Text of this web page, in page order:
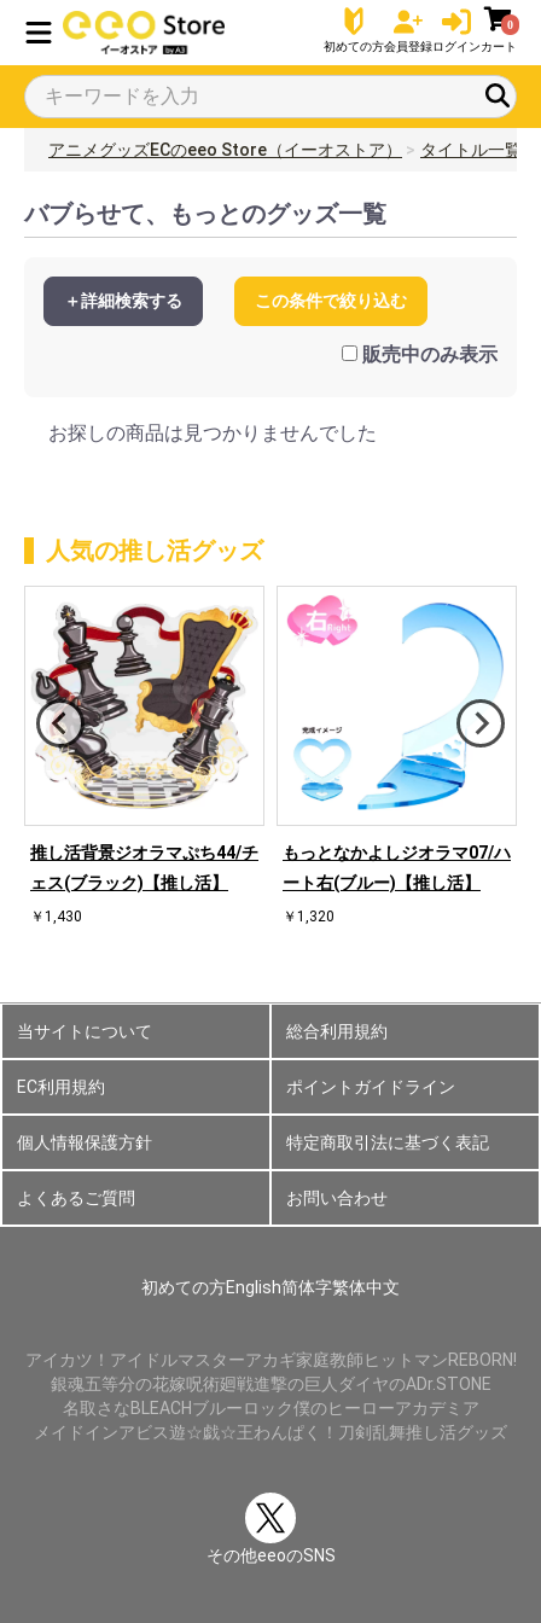
初めての方会員登録ログイン
0
カート
アニメグッズECのeeo Store（イーオストア） タイトル一覧
バブらせて、もっとのグッズ一覧
＋詳細検索する この条件で絞り込む
販売中のみ表示
お探しの商品は見つかりませんでした
人気の推し活グッズ
推し活背景ジオラマぷち44/チ
ェス(ブラック)【推し活】
￥1,430
もっとなかよしジオラマ07/ハ
ート右(ブルー)【推し活】
￥1,320
当サイトについて 総合利用規約
EC利用規約 ポイントガイドライン
個人情報保護方針 特定商取引法に基づく表記
よくあるご質問 お問い合わせ
初めての方English简体字繁体中文
アイカツ！ アイドルマスターアカギ家庭教師ヒットマンREBORN!
銀魂五等分の花嫁呪術廻戦進撃の巨人 ダイヤのADr.STONE
名取さなBLEACHブルーロック僕のヒーローアカデミア
メイドインアビス遊☆戯☆王わんぱく！刀剣乱舞推し活グッズ
その他eeoのSNS